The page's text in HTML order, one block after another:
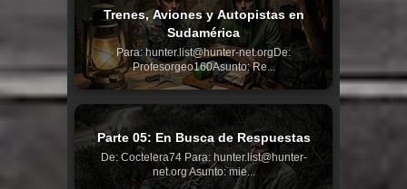
Trenes, Aviones y Autopistas en
Sudamérica
Para: hunter.list@hunter-net.orgDe:
Profesorgeo160Asunto: Re...
Parte 05: En Busca de Respuestas
De: Coctelera74 Para: hunter.list@hunter-
net.org Asunto: mie...